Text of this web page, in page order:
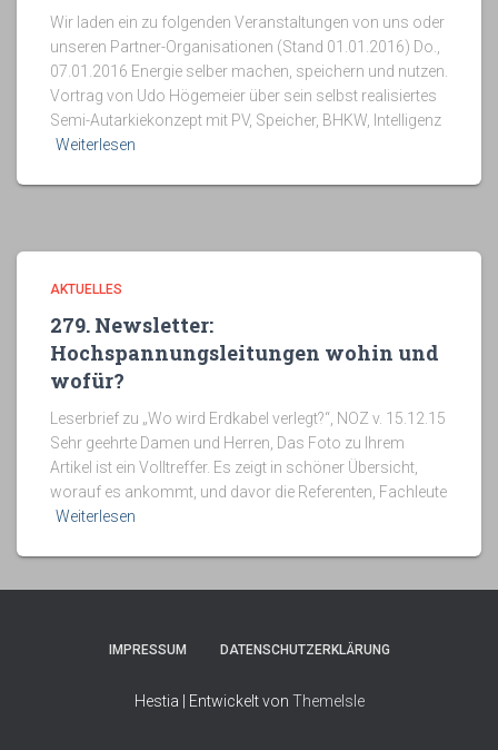
Wir laden ein zu folgenden Veranstaltungen von uns oder
unseren Partner-Organisationen (Stand 01.01.2016) Do.,
07.01.2016 Energie selber machen, speichern und nutzen.
Vortrag von Udo Högemeier über sein selbst realisiertes
Semi-Autarkiekonzept mit PV, Speicher, BHKW, Intelligenz
Weiterlesen
AKTUELLES
279. Newsletter:
Hochspannungsleitungen wohin und
wofür?
Leserbrief zu „Wo wird Erdkabel verlegt?“, NOZ v. 15.12.15
Sehr geehrte Damen und Herren, Das Foto zu Ihrem
Artikel ist ein Volltreffer. Es zeigt in schöner Übersicht,
worauf es ankommt, und davor die Referenten, Fachleute
Weiterlesen
IMPRESSUM DATENSCHUTZERKLÄRUNG
Hestia | Entwickelt von ThemeIsle